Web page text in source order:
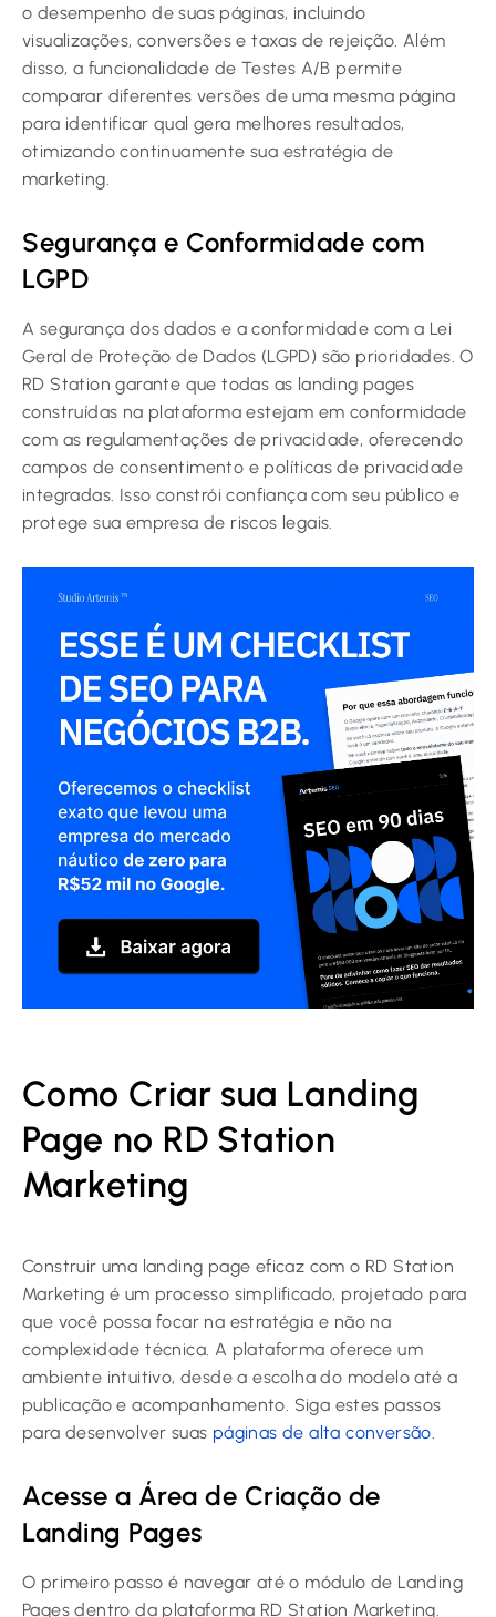
o desempenho de suas páginas, incluindo
visualizações, conversões e taxas de rejeição. Além
disso, a funcionalidade de Testes A/B permite
comparar diferentes versões de uma mesma página
para identificar qual gera melhores resultados,
otimizando continuamente sua estratégia de
marketing.
Segurança e Conformidade com
LGPD
A segurança dos dados e a conformidade com a Lei
Geral de Proteção de Dados (LGPD) são prioridades. O
RD Station garante que todas as landing pages
construídas na plataforma estejam em conformidade
com as regulamentações de privacidade, oferecendo
campos de consentimento e políticas de privacidade
integradas. Isso constrói confiança com seu público e
protege sua empresa de riscos legais.
Como Criar sua Landing
Page no RD Station
Marketing
Construir uma landing page eficaz com o RD Station
Marketing é um processo simplificado, projetado para
que você possa focar na estratégia e não na
complexidade técnica. A plataforma oferece um
ambiente intuitivo, desde a escolha do modelo até a
publicação e acompanhamento. Siga estes passos
para desenvolver suas páginas de alta conversão.
Acesse a Área de Criação de
Landing Pages
O primeiro passo é navegar até o módulo de Landing
Pages dentro da plataforma RD Station Marketing.